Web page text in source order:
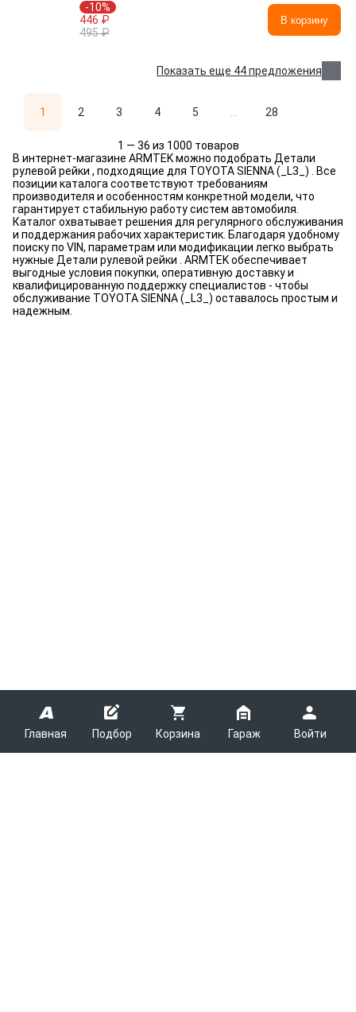
Главная Подбор Корзина Гараж Войти
-10%
446 ₽
495 ₽
В корзину
Показать еще 44 предложения
1 2 3 4 5 28
1 — 36 из 1000 товаров
В интернет-магазине ARMTEK можно подобрать Детали
рулевой рейки , подходящие для TOYOTA SIENNA (_L3_) . Все
позиции каталога соответствуют требованиям
производителя и особенностям конкретной модели, что
гарантирует стабильную работу систем автомобиля.
Каталог охватывает решения для регулярного обслуживания
и поддержания рабочих характеристик. Благодаря удобному
поиску по VIN, параметрам или модификации легко выбрать
нужные Детали рулевой рейки . ARMTEK обеспечивает
выгодные условия покупки, оперативную доставку и
квалифицированную поддержку специалистов - чтобы
обслуживание TOYOTA SIENNA (_L3_) оставалось простым и
надежным.